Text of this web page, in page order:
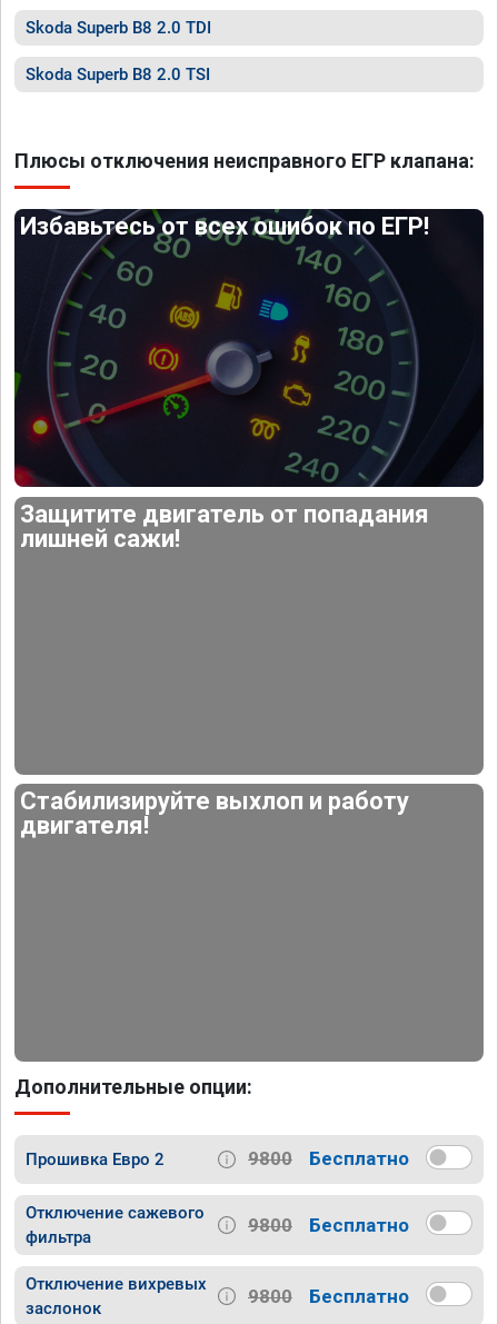
Skoda Superb B8 2.0 TDI
Skoda Superb B8 2.0 TSI
Плюсы отключения неисправного ЕГР клапана:
Избавьтесь от всех ошибок по ЕГР!
Защитите двигатель от попадания
лишней сажи!
Стабилизируйте выхлоп и работу
двигателя!
Дополнительные опции:
Прошивка Евро 2 9800 Бесплатно
Отключение сажевого
фильтра
9800 Бесплатно
Отключение вихревых
заслонок
9800 Бесплатно